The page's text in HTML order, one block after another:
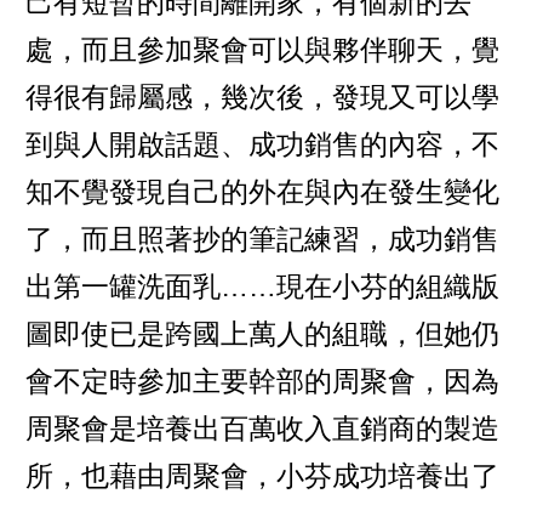
處，而且參加聚會可以與夥伴聊天，覺
得很有歸屬感，幾次後，發現又可以學
到與人開啟話題、成功銷售的內容，不
知不覺發現自己的外在與內在發生變化
了，而且照著抄的筆記練習，成功銷售
出第一罐洗面乳……現在小芬的組織版
圖即使已是跨國上萬人的組職，但她仍
會不定時參加主要幹部的周聚會，因為
周聚會是培養出百萬收入直銷商的製造
所，也藉由周聚會，小芬成功培養出了